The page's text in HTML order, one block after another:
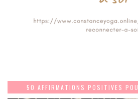
50 AFFIRMATIONS POSITIVES